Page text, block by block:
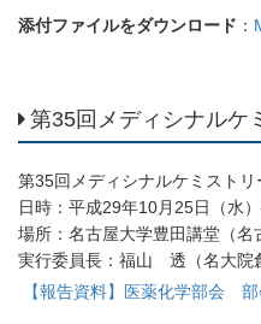
添付ファイルをダウンロード ：
第35回メディシナルケ
第35回メディシナルケミストリ
日時：平成29年10月25日（水）
場所：名古屋大学豊田講堂（名
実行委員長：福山 透（名大院
【報告資料】医薬化学部会 部